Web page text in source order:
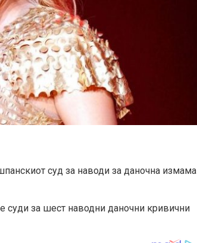
суд за наводи за даночна измама
суди за шест наводни даночни кривични